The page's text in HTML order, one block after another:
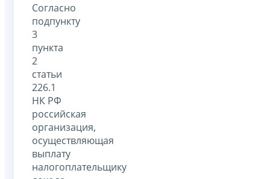
Согласно
подпункту
3
пункта
2
статьи
226.1
НК РФ
российская
организация,
осуществляющая
выплату
налогоплательщику